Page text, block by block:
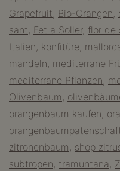
Tal
der
Orangen
Grapefruit, Bio-Orangen,
sant, Fet a Soller, flor de
Italien, konfitüre,
mandeln, mediterrane
mediterrane Pflanzen,
Olivenbaum ,
orangenbaum kaufen,
zitronenbaum , shop
subtropen, tramuntana ,